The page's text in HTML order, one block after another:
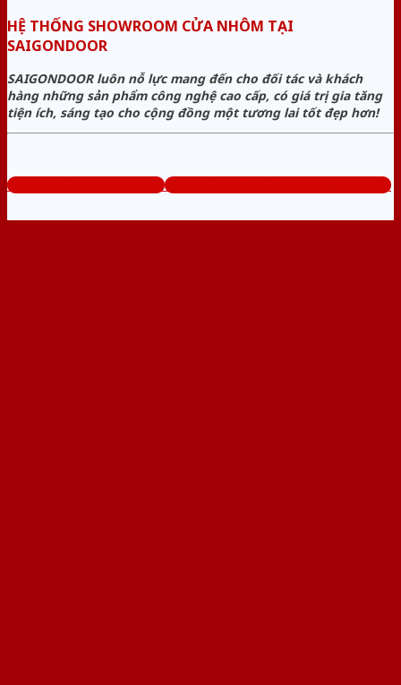
HỆ THỐNG SHOWROOM CỬA NHÔM TẠI
SAIGONDOOR
SAIGONDOOR luôn nỗ lực mang đến cho đối tác và khách
hàng những sản phẩm công nghệ cao cấp, có giá trị gia tăng
tiện ích, sáng tạo cho cộng đồng một tương lai tốt đẹp hơn!
www.baogiacuanhom.com Tổng đài tư vấn miễn phí: 0824.400.400